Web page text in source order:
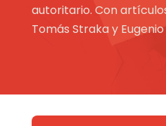
autoritario. Con
Tomás Straka y